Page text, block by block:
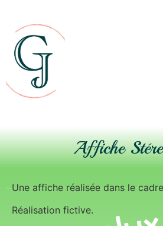
Affiche
Une affiche réalisée dans le
Réalisation fictive.